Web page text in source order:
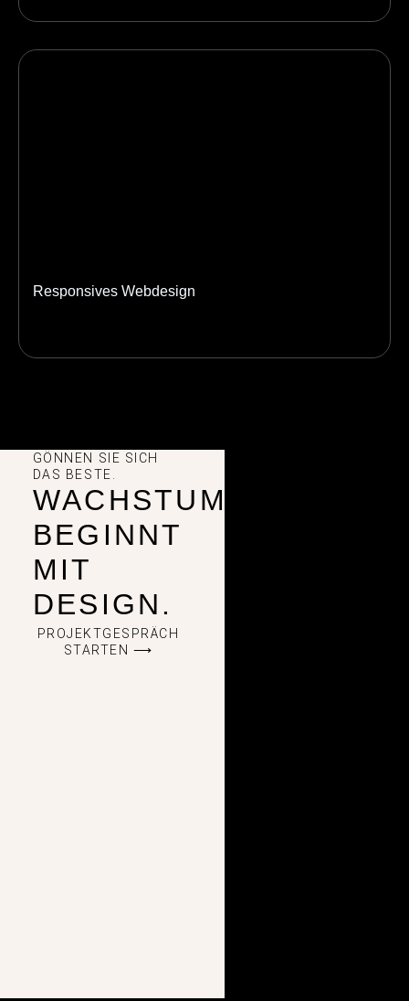
Responsives Webdesign
GÖNNEN SIE SICH
DAS BESTE.
WACHSTUM
BEGINNT
MIT
DESIGN.
PROJEKTGESPRÄCH
STARTEN ⟶